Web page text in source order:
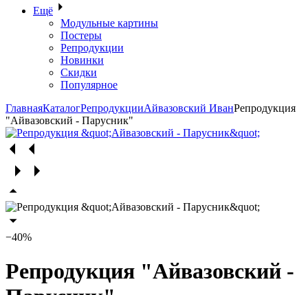
Ещё
Модульные картины
Постеры
Репродукции
Новинки
Скидки
Популярное
ГлавнаяКаталогРепродукцииАйвазовский ИванРепродукция
"Айвазовский - Парусник"
−40%
Репродукция "Айвазовский -